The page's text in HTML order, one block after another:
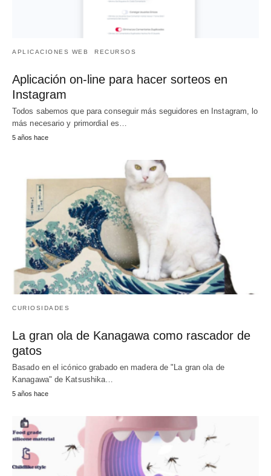
APLICACIONES WEB RECURSOS
Aplicación on-line para hacer sorteos en
Instagram
Todos sabemos que para conseguir más seguidores en Instagram, lo
más necesario y primordial es…
5 años hace
CURIOSIDADES
La gran ola de Kanagawa como rascador de
gatos
Basado en el icónico grabado en madera de "La gran ola de
Kanagawa" de Katsushika…
5 años hace